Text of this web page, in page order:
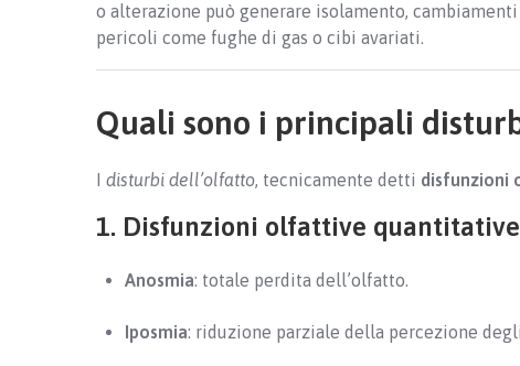
o alterazione può generare isolamento,
pericoli come fughe di gas o cibi avariati.
Quali sono i principali
I disturbi dell’olfatto, tecnicamente detti disfunzioni
1. Disfunzioni olfattive quantitative
Anosmia: totale perdita dell’olfatto.
Iposmia: riduzione parziale della percezione